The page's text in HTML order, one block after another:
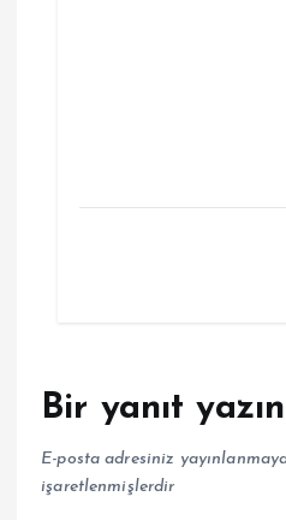
Bir yanıt yazın
E-posta adresiniz
işaretlenmişlerdir